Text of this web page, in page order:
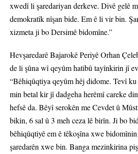
xwedî li şaredariyan derkeve. Divê gelê
demokratîk nîşan bide. Em ê li vir bin.
xizmeta ji bo Dersimê bidomîne.”
Hevşaredarê Bajarokê Periyê Orhan
de li şûna wî qeyûm hatibû tayînkirin jî
“Bêhiqûqtiya qeyûm hêj didome. Tevî
min betal kir jî dadgeha herêmî careke
hefsê da. Bêyî serokên me Cevdet û
bikin, 6 sal û 3 meh ceza lê birîn. Ji bo
bêhiqûqtiyê em ê têkoşîna xwe
şaredarên xwe bin. Banga mezinkirina